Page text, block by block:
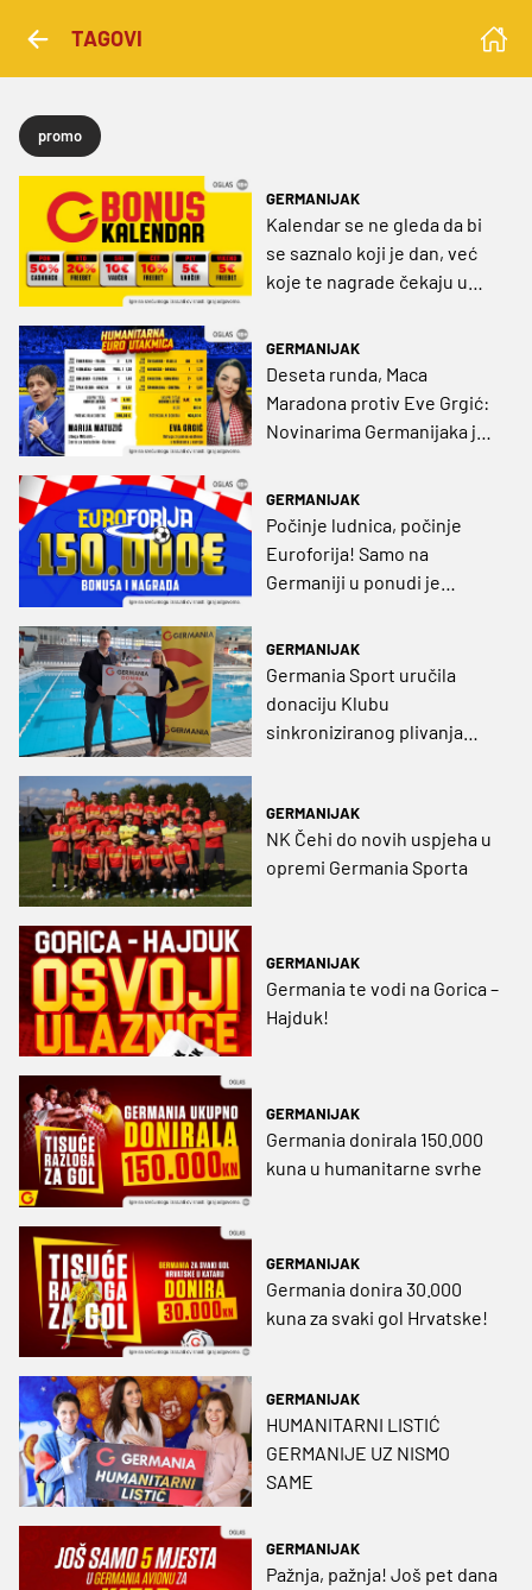
TAGOVI
promo
GERMANIJAK
Kalendar se ne gleda da bi
se saznalo koji je dan, već
koje te nagrade čekaju u
GERMANIJAK
Deseta runda, Maca
Maradona protiv Eve Grgić:
Novinarima Germanijaka je
GERMANIJAK
Počinje ludnica, počinje
Euroforija! Samo na
Germaniji u ponudi je
GERMANIJAK
Germania Sport uručila
donaciju Klubu
sinkroniziranog plivanja
GERMANIJAK
NK Čehi do novih uspjeha u
opremi Germania Sporta
GERMANIJAK
Germania te vodi na Gorica –
Hajduk!
GERMANIJAK
Germania donirala 150.000
kuna u humanitarne svrhe
GERMANIJAK
Germania donira 30.000
kuna za svaki gol Hrvatske!
GERMANIJAK
HUMANITARNI LISTIĆ
GERMANIJE UZ NISMO
SAME
GERMANIJAK
Pažnja, pažnja! Još pet dana